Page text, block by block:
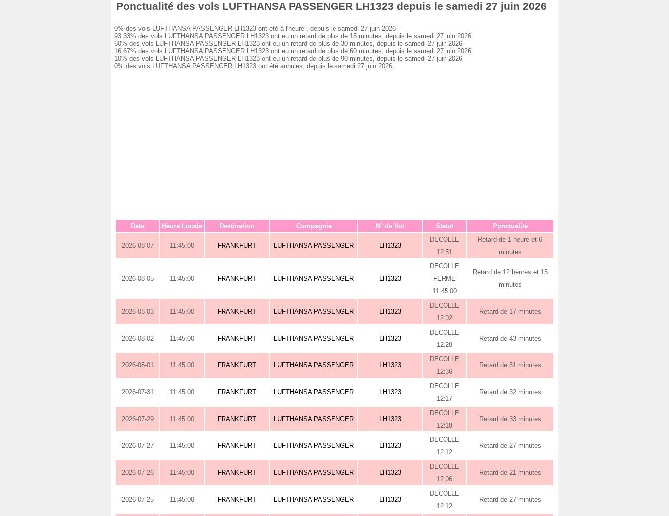
Ponctualité des vols LUFTHANSA PASSENGER LH1323 depuis le samedi 27 juin 2026
0% des vols LUFTHANSA PASSENGER LH1323 ont été à l'heure , depuis le samedi 27 juin 2026
93.33% des vols LUFTHANSA PASSENGER LH1323 ont eu un retard de plus de 15 minutes, depuis le samedi 27 juin 2026
60% des vols LUFTHANSA PASSENGER LH1323 ont eu un retard de plus de 30 minutes, depuis le samedi 27 juin 2026
16.67% des vols LUFTHANSA PASSENGER LH1323 ont eu un retard de plus de 60 minutes, depuis le samedi 27 juin 2026
10% des vols LUFTHANSA PASSENGER LH1323 ont eu un retard de plus de 90 minutes, depuis le samedi 27 juin 2026
0% des vols LUFTHANSA PASSENGER LH1323 ont été annulés, depuis le samedi 27 juin 2026
Date Heure Locale Destination Compagnie N° de Vol Statut Ponctualité
2026-08-07 11:45:00 FRANKFURT LUFTHANSA PASSENGER LH1323
DECOLLE
12:51
Retard de 1 heure et 6
minutes
2026-08-05 11:45:00 FRANKFURT LUFTHANSA PASSENGER LH1323
DECOLLE
FERME
11:45:00
Retard de 12 heures et 15
minutes
2026-08-03 11:45:00 FRANKFURT LUFTHANSA PASSENGER LH1323
DECOLLE
12:02
Retard de 17 minutes
2026-08-02 11:45:00 FRANKFURT LUFTHANSA PASSENGER LH1323
DECOLLE
12:28
Retard de 43 minutes
2026-08-01 11:45:00 FRANKFURT LUFTHANSA PASSENGER LH1323
DECOLLE
12:36
Retard de 51 minutes
2026-07-31 11:45:00 FRANKFURT LUFTHANSA PASSENGER LH1323
DECOLLE
12:17
Retard de 32 minutes
2026-07-29 11:45:00 FRANKFURT LUFTHANSA PASSENGER LH1323
DECOLLE
12:18
Retard de 33 minutes
2026-07-27 11:45:00 FRANKFURT LUFTHANSA PASSENGER LH1323
DECOLLE
12:12
Retard de 27 minutes
2026-07-26 11:45:00 FRANKFURT LUFTHANSA PASSENGER LH1323
DECOLLE
12:06
Retard de 21 minutes
2026-07-25 11:45:00 FRANKFURT LUFTHANSA PASSENGER LH1323
DECOLLE
12:12
Retard de 27 minutes